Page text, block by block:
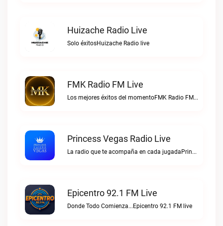
Huizache Radio Live
Solo éxitosHuizache Radio live
FMK Radio FM Live
Los mejores éxitos del momentoFMK Radio FM live
Princess Vegas Radio Live
La radio que te acompaña en cada jugadaPrincess Vegas Radio live
Epicentro 92.1 FM Live
Donde Todo Comienza...Epicentro 92.1 FM live